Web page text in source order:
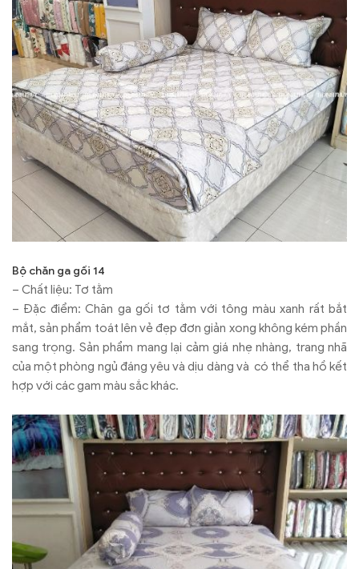
Bộ chăn ga gối 14
– Chất liệu: Tơ tằm
– Đặc điểm: Chăn ga gối tơ tằm với tông màu xanh rất bắt
mắt, sản phẩm toát lên vẻ đẹp đơn giản xong không kém phần
sang trọng. Sản phẩm mang lại cảm giá nhẹ nhàng, trang nhã
của một phòng ngủ đáng yêu và dịu dàng và có thể tha hồ kết
hợp với các gam màu sắc khác.